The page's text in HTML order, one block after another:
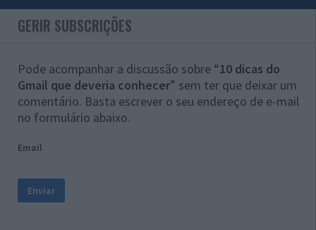
GERIR SUBSCRIÇÕES
Pode acompanhar a discussão sobre “10 dicas do
Gmail que deveria conhecer” sem ter que deixar um
comentário. Basta escrever o seu endereço de e-mail
no formulário abaixo.
Email